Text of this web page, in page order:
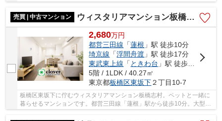
心線・都営新宿線「新宿三丁目」駅からそれぞれ...
売買 | 中古マンション
ウィスタリアマンション板橋志村
2,680万円
都営三田線 「蓮根 」駅 徒歩10分
埼京線 「浮間舟渡 」駅 徒歩17分
東武東上線 「 ときわ台 」駅 徒歩45分
5階 / 1LDK / 40.27㎡
東京都板橋区東坂下２丁目10-7
板橋区東坂下に佇むウィスタリアマンション板橋志村。ペットと一緒に
暮らせるマンションです。都営三田線「蓮根」駅から徒歩10分。大型の